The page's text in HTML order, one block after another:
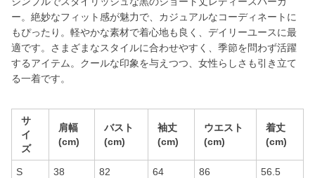
ー。絶妙なフィット感が魅力で、カジュアルなコーディネートに
もぴったり。軽やかな素材で着心地も良く、デイリーユースに最
適です。さまざまなスタイルに合わせやすく、季節を問わず活躍
するアイテム。クールな印象を与えつつ、女性らしさも引き立て
る一着です。
サ
イ
ズ
肩幅
(cm)
バスト
(cm)
袖丈
(cm)
ウエスト
(cm)
着丈
(cm)
S 38 82 64 86 56.5